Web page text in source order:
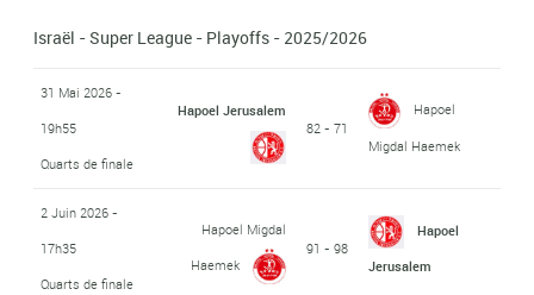
Israël - Super League - Playoffs - 2025/2026
31 Mai 2026 -
19h55
Quarts de finale
Hapoel Jerusalem
82 - 71
Hapoel
Migdal Haemek
2 Juin 2026 -
17h35
Quarts de finale
Hapoel Migdal
Haemek
91 - 98
Hapoel
Jerusalem